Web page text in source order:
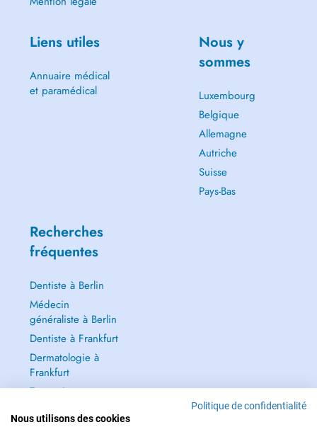
Liens utiles
Annuaire médical
et paramédical
Nous y
sommes
Luxembourg
Belgique
Allemagne
Autriche
Suisse
Pays-Bas
Recherches
fréquentes
Dentiste à Berlin
Médecin
généraliste à Berlin
Dentiste à Frankfurt
Dermatologie à
Frankfurt
Tout voir →
Politique de confidentialité
Nous utilisons des cookies